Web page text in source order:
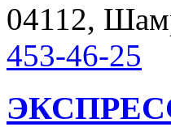
04112,
453-46-25